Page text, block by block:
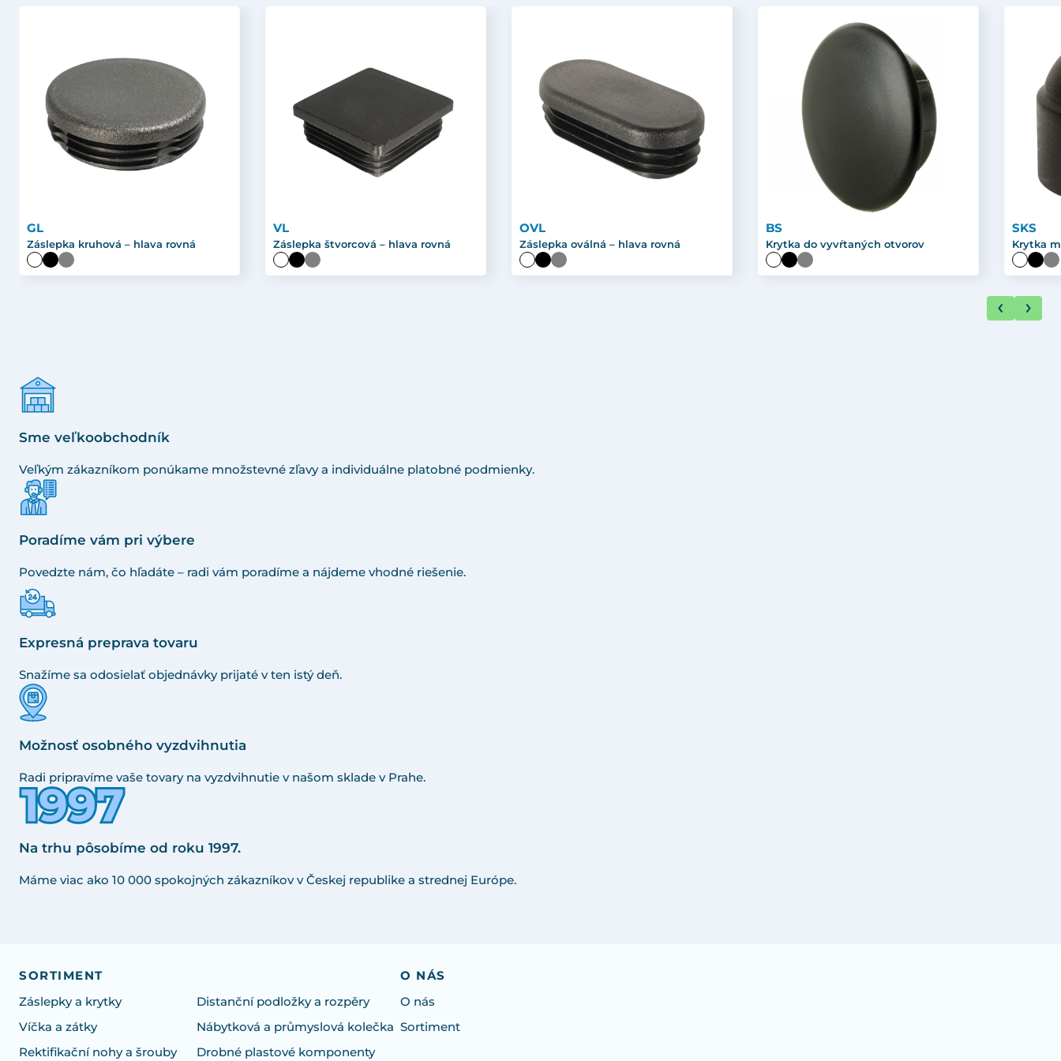
GL
Záslepka kruhová – hlava rovná
VL
Záslepka štvorcová – hlava rovná
OVL
Záslepka oválná – hlava rovná
BS
Krytka do vyvŕtaných otvorov
SKS
Krytka
Sme veľkoobchodník
Veľkým zákazníkom ponúkame množstevné zľavy a individuálne platobné podmienky.
Poradíme vám pri výbere
Povedzte nám, čo hľadáte – radi vám poradíme a nájdeme vhodné riešenie.
Expresná preprava tovaru
Snažíme sa odosielať objednávky prijaté v ten istý deň.
Možnosť osobného vyzdvihnutia
Radi pripravíme vaše tovary na vyzdvihnutie v našom sklade v Prahe.
Na trhu pôsobíme od roku 1997.
Máme viac ako 10 000 spokojných zákazníkov v Českej republike a strednej Európe.
SORTIMENT
Záslepky a krytky
Víčka a zátky
Rektifikační nohy a šrouby
Distanční podložky a rozpěry
Nábytková a průmyslová kolečka
Drobné plastové komponenty
O NÁS
O nás
Sortiment